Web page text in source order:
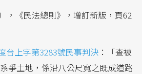
，《民法總則》，增訂新版，頁62
台上字第3283號民事判決 ：「查被
爭土地，係沿八公尺寬之既成道路